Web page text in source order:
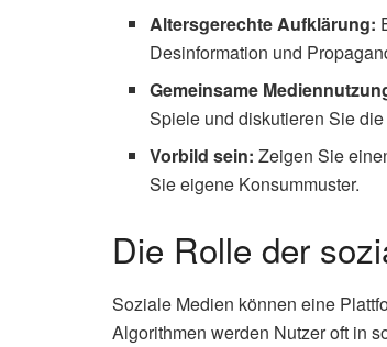
Altersgerechte Aufklärung:
Desinformation und
Gemeinsame
Spiele und diskutieren Sie
Vorbild sein: Zeigen Sie
Sie eigene Konsummuster.
Die Rolle der
Soziale Medien können eine
Algorithmen werden Nutzer oft in